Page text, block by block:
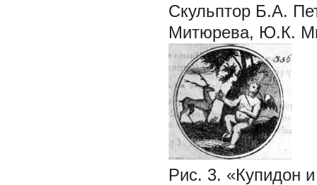
Скульптор Б.А.
Митюрева, Ю.К.
Рис. 3. «Купидон